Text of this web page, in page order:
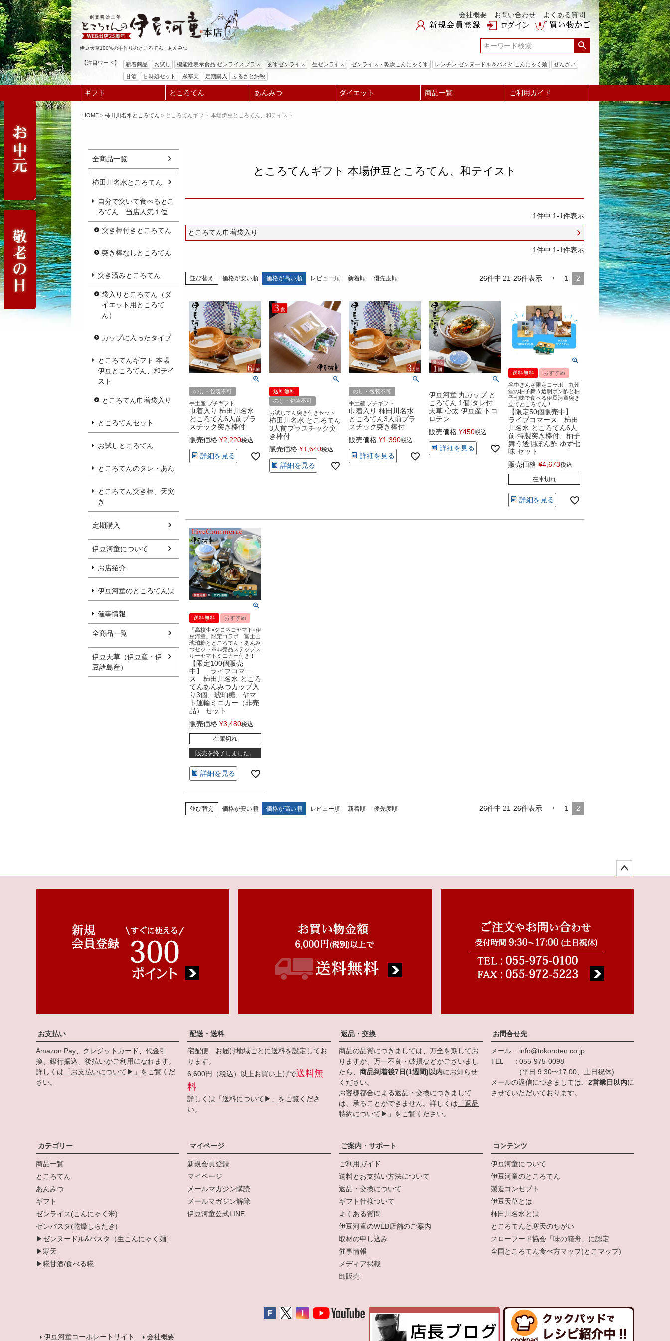
伊豆天草100%の手作りのところてん・あんみつ
会社概要 お問い合わせ よくある質問
検索
【注目ワード】 新着商品 お試し 機能性表示食品 ゼンライスプラス 玄米ゼンライス 生ゼンライス ゼンライス・乾燥こんにゃく米 レンチン ゼンヌードル＆パスタ こんにゃく麺
ぜんざい
甘酒
甘味処セット 糸寒天 定期購入 ふるさと納税
ギフト ところてん あんみつ ダイエット 商品一覧 ご利用ガイド
HOME 柿田川名水ところてん ところてんギフト 本場伊豆ところてん、和テイスト
全商品一覧
柿田川名水ところてん
自分で突いて食べるとこ
ろてん 当店人気１位
突き棒付きところてん
突き棒なしところてん
突き済みところてん
袋入りところてん（ダ
イエット用ところて
ん）
カップに入ったタイプ
ところてんギフト 本場
伊豆ところてん、和テイ
スト
ところてん巾着袋入り
ところてんセット
お試しところてん
ところてんのタレ・あん
ところてん突き棒、天突
き
定期購入
伊豆河童について
お店紹介
伊豆河童のところてんは
催事情報
全商品一覧
伊豆天草（伊豆産・伊
豆諸島産）
ところてんギフト 本場伊豆ところてん、和テイスト
1件中 1-1件表示
ところてん巾着袋入り
1件中 1-1件表示
並び替え 価格が安い順 価格が高い順 レビュー順 新着順 優先度順 26件中 21-26件表示 1 2
のし・包装不可
手土産 プチギフト
巾着入り 柿田川名水
ところてん6人前プラ
スチック突き棒付
販売価格 ¥2,220税込
詳細を見る
送料無料
のし・包装不可
お試してん突き付きセット
柿田川名水 ところてん
3人前プラスチック突
き棒付
販売価格 ¥1,640税込
詳細を見る
のし・包装不可
手土産 プチギフト
巾着入り 柿田川名水
ところてん3人前プラ
スチック突き棒付
販売価格 ¥1,390税込
詳細を見る
伊豆河童 丸カップ と
ころてん 1個 タレ付
天草 心太 伊豆産 トコ
ロテン
販売価格 ¥450税込
詳細を見る
送料無料
おすすめ
谷中ぎんざ限定コラボ 九州
堂の柚子舞う透明ポン酢と柚
子七味で食べる伊豆河童突き
立てところてん！
【限定50個販売中】
ライブコマース 柿田
川名水 ところてん6人
前 特製突き棒付、柚子
舞う透明ぽん酢 ゆず七
味 セット
販売価格 ¥4,673税込
在庫切れ
詳細を見る
送料無料
おすすめ
「高校生×クロネコヤマト×伊
豆河童」限定コラボ 富士山
琥珀糖とところてん・あんみ
つセット※非売品ステップス
ルーヤマトミニカー付き！
【限定100個販売
中】 ライブコマー
ス 柿田川名水 ところ
てんあんみつカップ入
り3個、琥珀糖、ヤマ
ト運輸ミニカー（非売
品） セット
販売価格 ¥3,480税込
在庫切れ
販売を終了しました。
詳細を見る
並び替え 価格が安い順 価格が高い順 レビュー順 新着順 優先度順 26件中 21-26件表示 1 2
お支払い
Amazon Pay、クレジットカード、代金引
換、銀行振込、後払いがご利用になれます。
詳しくは 「お支払いについて▶」 をご覧くだ
さい。
配送・送料
宅配便 お届け地域ごとに送料を設定してお
ります。
6,600円（税込）以上お買い上げで送料無
料
詳しくは 「送料について▶」 をご覧くださ
い。
返品・交換
商品の品質につきましては、万全を期してお
りますが、万一不良・破損などがございまし
たら、 商品到着後7日(1週間)以内にお知らせ
ください。
お客様都合による返品・交換につきまして
は、承ることができません。詳しくは 「返品
特約について▶」 をご覧ください。
お問合せ先
メール
info@tokoroten.co.jp
TEL
055-975-0098
(平日 9:30〜17:00、土日祝休)
メールの返信につきましては、 2営業日以内に
させていただいております。
カテゴリー
商品一覧
ところてん
あんみつ
ギフト
ゼンライス(こんにゃく米)
ゼンパスタ(乾燥しらたき)
▶ゼンヌードル&パスタ（生こんにゃく麺）
▶寒天
▶糀甘酒/食べる糀
マイページ
新規会員登録
マイページ
メールマガジン購読
メールマガジン解除
伊豆河童公式LINE
ご案内・サポート
ご利用ガイド
送料とお支払い方法について
返品・交換について
ギフト仕様ついて
よくある質問
伊豆河童のWEB店舗のご案内
取材の申し込み
催事情報
メディア掲載
卸販売
コンテンツ
伊豆河童について
伊豆河童のところてん
製造コンセプト
伊豆天草とは
柿田川名水とは
ところてんと寒天のちがい
スローフード協会「味の箱舟」に認定
全国ところてん食べ方マップ(とこマップ)
伊豆河童コーポレートサイト 会社概要